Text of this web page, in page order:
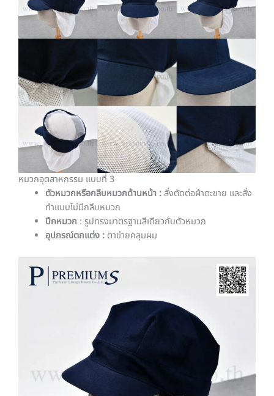
หมวกอุตสาหกรรม แบบที่ 3
ตัวหมวกหรือกลีบหมวกด้านหน้า :สั่งตัดต่อผ้าตะขาย และสั่ง
ทำแบบไม่มีกลีบหมวก
ปีกหมวก : รูปทรงมาตรฐานสีเดียวกับตัวหมวก
อุปกรณ์ตกแต่ง : ตาข่ายคลุมผม